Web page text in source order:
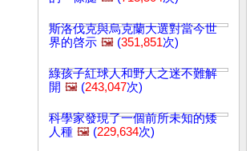
斯洛伐克與烏克蘭大選對當今世
界的啓示 🖼️ (351,851次)
綠孩子紅球人和野人之迷不難解
開 🖼️ (243,047次)
科學家發現了一個前所未知的矮
人種 🖼️ (229,634次)